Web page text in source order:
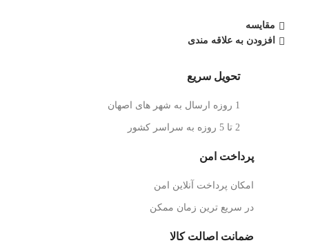
مقایسه
افزودن به علاقه مندی
تحویل سریع
1 روزه ارسال به شهر های اصهان
2 تا 5 روزه به سراسر کشور
پرداخت امن
امکان پرداخت آنلاین امن
در سریع ترین زمان ممکن
ضمانت اصالت کالا